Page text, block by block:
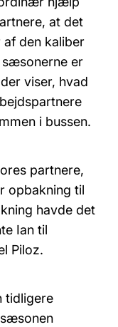
at det
den kaliber
er
viser, hvad
i bussen.
partnere,
opbakning til
havde det
Ian til
Piloz.
tidligere